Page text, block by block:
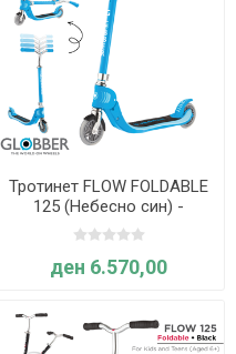
Тротинет FLOW FOLDABLE
125 (Небесно син) -
Globber
ден 6.570,00